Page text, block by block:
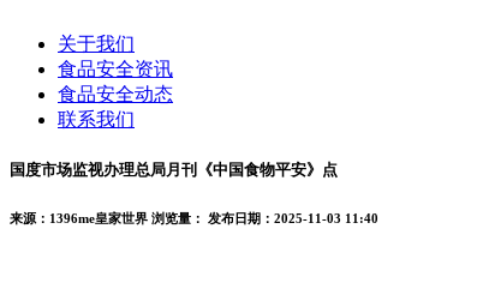
关于我们
食品安全资讯
食品安全动态
联系我们
国度市场监视办理总局月刊《中国食物平安》点
来源：1396me皇家世界 浏览量： 发布日期：2025-11-03 11:40